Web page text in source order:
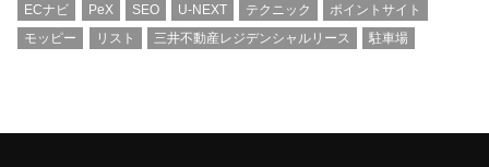
ECナビ PeX SEO U-NEXT テクニック
ポイントサイト
モッピー
リスト 三井不動産レジデンシャルリース 駐車場